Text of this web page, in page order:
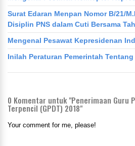
Surat Edaran Menpan Nomor B/21/
Disiplin PNS dalam Cuti Bersama
Mengenal Pesawat Kepresidenan
Inilah Peraturan Pemerintah Tentang
0 Komentar untuk "Penerimaan Guru
Terpencil (GPDT) 2018"
Your comment for me, please!